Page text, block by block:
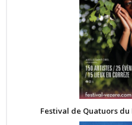
Festival de Quatuors